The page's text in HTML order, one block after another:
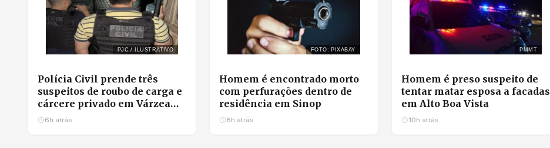
PJC / ILUSTRATIVO
Polícia Civil prende três
suspeitos de roubo de carga e
cárcere privado em Várzea
Grande
6h atrás
FOTO: PIXABAY
Homem é encontrado morto
com perfurações dentro de
residência em Sinop
8h atrás
PMMT
Homem é preso suspeito de
tentar matar esposa a facadas
em Alto Boa Vista
10h atrás